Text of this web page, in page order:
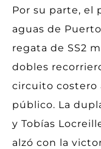
Por su parte, el
aguas de
regata de SS2
dobles
circuito costero
público. La
y Tobías
alzó con la